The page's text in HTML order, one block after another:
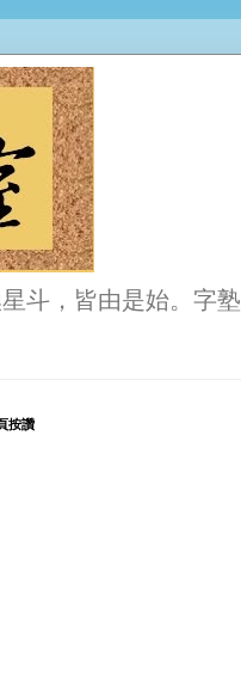
斗，皆由是始。字塾
按讚